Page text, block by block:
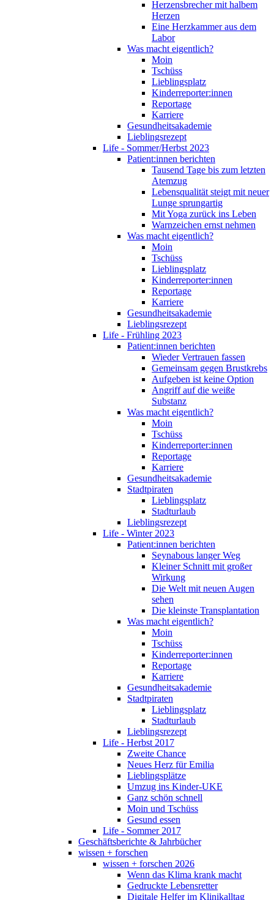
Herzensbrecher mit halbem
Herzen
Eine Herzkammer aus dem
Labor
Was macht eigentlich?
Moin
Tschüss
Lieblingsplatz
Kinderreporter:innen
Reportage
Karriere
Gesundheitsakademie
Lieblingsrezept
Life - Sommer/Herbst 2023
Patient:innen berichten
Tausend Tage bis zum letzten
Atemzug
Lebensqualität steigt mit neuer
Lunge sprungartig
Mit Yoga zurück ins Leben
Warnzeichen ernst nehmen
Was macht eigentlich?
Moin
Tschüss
Lieblingsplatz
Kinderreporter:innen
Reportage
Karriere
Gesundheitsakademie
Lieblingsrezept
Life - Frühling 2023
Patient:innen berichten
Wieder Vertrauen fassen
Gemeinsam gegen Brustkrebs
Aufgeben ist keine Option
Angriff auf die weiße
Substanz
Was macht eigentlich?
Moin
Tschüss
Kinderreporter:innen
Reportage
Karriere
Gesundheitsakademie
Stadtpiraten
Lieblingsplatz
Stadturlaub
Lieblingsrezept
Life - Winter 2023
Patient:innen berichten
Seynabous langer Weg
Kleiner Schnitt mit großer
Wirkung
Die Welt mit neuen Augen
sehen
Die kleinste Transplantation
Was macht eigentlich?
Moin
Tschüss
Kinderreporter:innen
Reportage
Karriere
Gesundheitsakademie
Stadtpiraten
Lieblingsplatz
Stadturlaub
Lieblingsrezept
Life - Herbst 2017
Zweite Chance
Neues Herz für Emilia
Lieblingsplätze
Umzug ins Kinder-UKE
Ganz schön schnell
Moin und Tschüss
Gesund essen
Life - Sommer 2017
Geschäftsberichte & Jahrbücher
wissen + forschen
wissen + forschen 2026
Wenn das Klima krank macht
Gedruckte Lebensretter
Digitale Helfer im Klinikalltag